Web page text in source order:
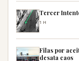
Tercer
1H
Filas por
desata caos